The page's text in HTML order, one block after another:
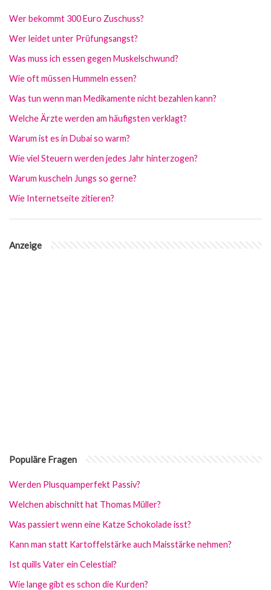
Wer bekommt 300 Euro Zuschuss?
Wer leidet unter Prüfungsangst?
Was muss ich essen gegen Muskelschwund?
Wie oft müssen Hummeln essen?
Was tun wenn man Medikamente nicht bezahlen kann?
Welche Ärzte werden am häufigsten verklagt?
Warum ist es in Dubai so warm?
Wie viel Steuern werden jedes Jahr hinterzogen?
Warum kuscheln Jungs so gerne?
Wie Internetseite zitieren?
Anzeige
Populäre Fragen
Werden Plusquamperfekt Passiv?
Welchen abischnitt hat Thomas Müller?
Was passiert wenn eine Katze Schokolade isst?
Kann man statt Kartoffelstärke auch Maisstärke nehmen?
Ist quills Vater ein Celestial?
Wie lange gibt es schon die Kurden?